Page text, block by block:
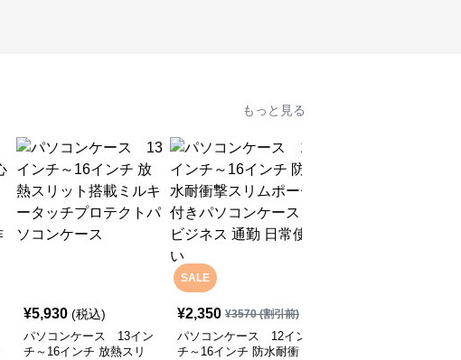
もっと見る
¥5,930 (税込)
パソコンケース 13イン
チ～16インチ 放熱スリ
SALE
¥2,350 ¥3570(割引前)
パソコンケース 12イン
チ～16インチ 防水耐衝